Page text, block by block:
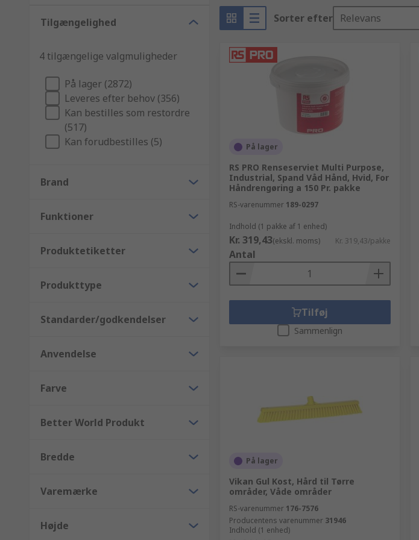
Tilgængelighed
4 tilgængelige valgmuligheder
På lager (2872)
Leveres efter behov (356)
Kan bestilles som restordre
(517)
Kan forudbestilles (5)
Brand
Funktioner
Produktetiketter
Produkttype
Standarder/godkendelser
Anvendelse
Farve
Better World Produkt
Bredde
Varemærke
Højde
Sorter efter Relevans
På lager
RS PRO Renseserviet Multi Purpose,
Industrial, Spand Våd Hånd, Hvid, For
Håndrengøring a 150 Pr. pakke
RS-varenummer 189-0297
Indhold (1 pakke af 1 enhed)
Kr. 319,43(ekskl. moms) Kr. 319,43/pakke
Antal
Tilføj
Sammenlign
På lager
Vikan Gul Kost, Hård til Tørre
områder, Våde områder
RS-varenummer 176-7576
Producentens varenummer 31946
Indhold (1 enhed)